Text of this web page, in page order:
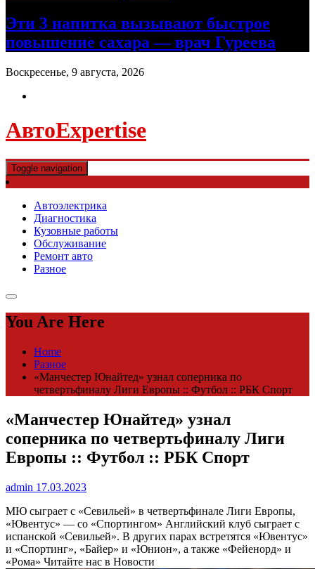
Эти 3 напитка вызывают быстрое
повышение сахара — врач Гуреева
Воскресенье, 9 августа, 2026
АвтоExpertise
Toggle navigation
Автоэлектрика
Диагностика
Кузовные работы
Обслуживание
Ремонт авто
Разное
You Are Here
Home
Разное
«Манчестер Юнайтед» узнал соперника по
четвертьфиналу Лиги Европы :: Футбол :: РБК Спорт
«Манчестер Юнайтед» узнал
соперника по четвертьфиналу Лиги
Европы :: Футбол :: РБК Спорт
admin 17.03.2023
МЮ сыграет с «Севильей» в четвертьфинале Лиги Европы,
«Ювентус» — со «Спортингом» Английский клуб сыграет с
испанской «Севильей». В других парах встретятся «Ювентус»
и «Спортинг», «Байер» и «Юнион», а также «Фейенорд» и
«Рома» Читайте нас в Новости